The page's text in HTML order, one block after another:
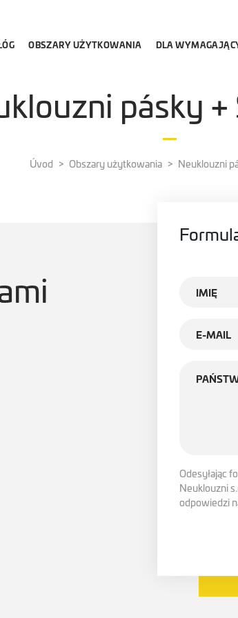
OBSZARY UŻYTKOWANIA DLA
pásky +
Úvod Obszary użytkowania Neuklouzni
Odesyłając
Neuklouzni
odpowiedzi